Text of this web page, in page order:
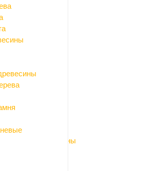
эл.
ручные
машины